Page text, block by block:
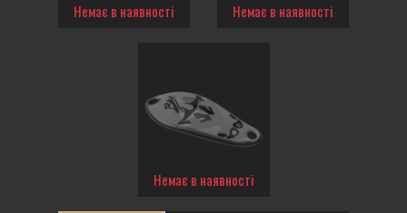
Немає в наявності Немає в наявності
Немає в наявності